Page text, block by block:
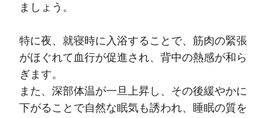
ましょう。
特に夜、就寝時に入浴することで、筋肉の緊張
がほぐれて血行が促進され、背中の熱感が和ら
ぎます。
また、深部体温が一旦上昇し、その後緩やかに
下がることで自然な眠気も誘われ、睡眠の質を